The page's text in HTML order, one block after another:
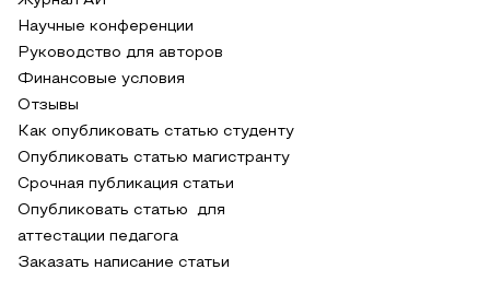
Научные конференции
Руководство для авторов
Финансовые условия
Отзывы
Как опубликовать статью студенту
Опубликовать статью магистранту
Срочная публикация статьи
Опубликовать статью для
аттестации педагога
Заказать написание статьи